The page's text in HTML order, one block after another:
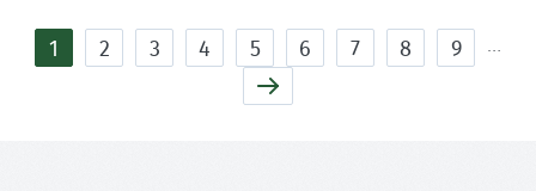
1 2 3 4 5 6 7 8 9 …